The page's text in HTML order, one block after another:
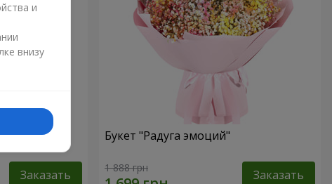
Заказать
Букет "Радуга эмоций"
1 888 грн Заказать
и
внизу